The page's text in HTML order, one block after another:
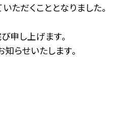
だくこととなりました。
申し上げます。
らせいたします。